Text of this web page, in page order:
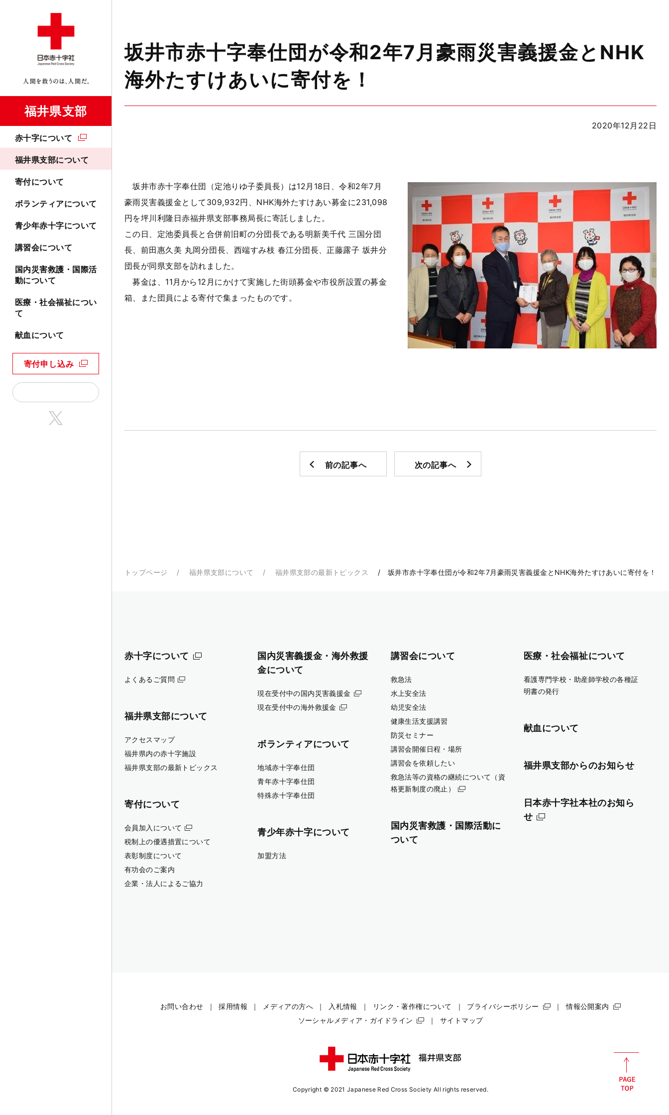
福井県支部
赤十字について
福井県支部について
寄付について
ボランティアについて
青少年赤十字について
講習会について
国内災害救護・国際活
動について
医療・社会福祉につい
て
献血について
寄付申し込み
坂井市赤十字奉仕団が令和2年7月豪雨災害義援金とNHK
海外たすけあいに寄付を！
2020年12月22日
坂井市赤十字奉仕団（定池りゆ子委員長）は12月18日、令和2年7月
豪雨災害義援金として309,932円、NHK海外たすけあい募金に231,098
円を坪川利隆日赤福井県支部事務局長に寄託しました。
この日、定池委員長と合併前旧町の分団長である明新美千代 三国分団
長、前田惠久美 丸岡分団長、西端すみ枝 春江分団長、正藤露子 坂井分
団長が同県支部を訪れました。
募金は、11月から12月にかけて実施した街頭募金や市役所設置の募金
箱、また団員による寄付で集まったものです。
前の記事へ 次の記事へ
トップページ 福井県支部について 福井県支部の最新トピックス 坂井市赤十字奉仕団が令和2年7月豪雨災害義援金とNHK海外たすけあいに寄付を！
赤十字について
よくあるご質問
福井県支部について
アクセスマップ
福井県内の赤十字施設
福井県支部の最新トピックス
寄付について
会員加入について
税制上の優遇措置について
表彰制度について
有功会のご案内
企業・法人によるご協力
国内災害義援金・海外救援
金について
現在受付中の国内災害義援金
現在受付中の海外救援金
ボランティアについて
地域赤十字奉仕団
青年赤十字奉仕団
特殊赤十字奉仕団
青少年赤十字について
加盟方法
講習会について
救急法
水上安全法
幼児安全法
健康生活支援講習
防災セミナー
講習会開催日程・場所
講習会を依頼したい
救急法等の資格の継続について（資
格更新制度の廃止）
国内災害救護・国際活動に
ついて
医療・社会福祉について
看護専門学校・助産師学校の各種証
明書の発行
献血について
福井県支部からのお知らせ
日本赤十字社本社のお知ら
せ
お問い合わせ 採用情報 メディアの方へ 入札情報 リンク・著作権について プライバシーポリシー
情報公開案内
ソーシャルメディア・ガイドライン
サイトマップ
Copyright © 2021 Japanese Red Cross Society All rights reserved.